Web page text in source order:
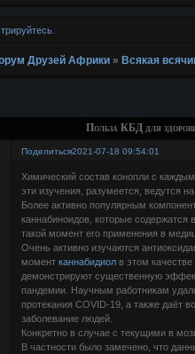
.
Друзей Африки » Всякая
Польза КБД для
Поделиться2021-07-18 09:54:01
Химический состав конопли с
эти изучения, разумеется, ведутся
Более активно популярным
каннабиноидов, которые содержатся
такой момент его применения в
Очень активно изучаются
моментканнабидиол в этом
демонстрируют существенную
пандемии. Научным работникам
протекания COVID-19, а также даёт
заболевание людей.
Конкретно в случае с текущими в
В частности было замечено, что